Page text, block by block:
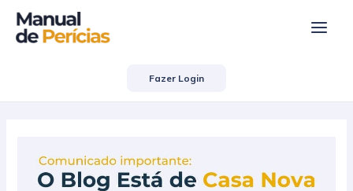
para
Fazer Login
Post
navigation